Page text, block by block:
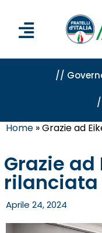
//
Home »Grazie ad
Grazie ad
rilanciata
Aprile 24, 2024